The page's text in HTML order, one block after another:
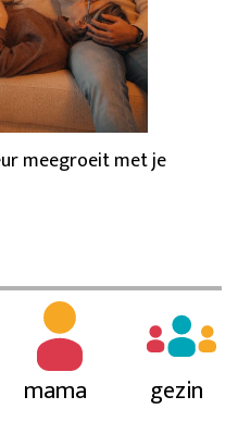
meegroeit met je
mama gezin